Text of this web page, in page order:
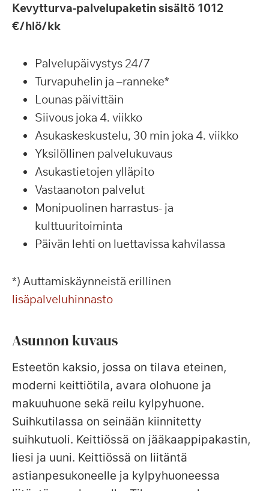
Kevytturva-palvelupaketin sisältö 1012
€/hlö/kk
Palvelupäivystys 24/7
Turvapuhelin ja –ranneke*
Lounas päivittäin
Siivous joka 4. viikko
Asukaskeskustelu, 30 min joka 4. viikko
Yksilöllinen palvelukuvaus
Asukastietojen ylläpito
Vastaanoton palvelut
Monipuolinen harrastus- ja
kulttuuritoiminta
Päivän lehti on luettavissa kahvilassa
*) Auttamiskäynneistä erillinen
lisäpalveluhinnasto
Asunnon kuvaus
Esteetön kaksio, jossa on tilava eteinen,
moderni keittiötila, avara olohuone ja
makuuhuone sekä reilu kylpyhuone.
Suihkutilassa on seinään kiinnitetty
suihkutuoli. Keittiössä on jääkaappipakastin,
liesi ja uuni. Keittiössä on liitäntä
astianpesukoneelle ja kylpyhuoneessa